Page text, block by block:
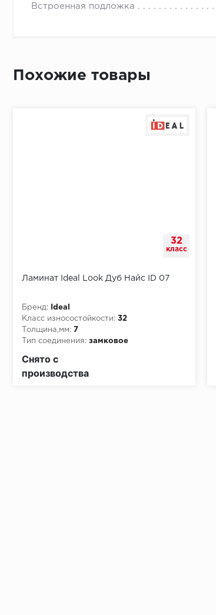
Встроенная подложка
Время доставки
Условия доставки
Похожие товары
32
класс
Ламинат Ideal Look Дуб Найс ID 07
Бренд:
Ideal
Класс износостойкости: 32
Толщина,мм: 7
Тип соединения: замковое
Снято с
производства